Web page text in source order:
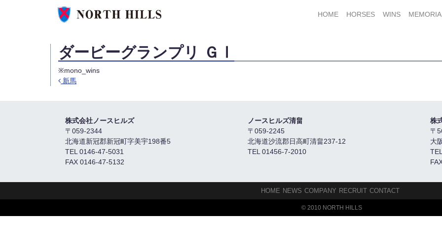
HOME HORSES WINS
ダービーグランプリ ＧⅠ
※mono_wins
新馬
株式会社ノースヒルズ
〒059-2344
北海道新冠郡新冠町字美宇198番5
TEL 0146-47-5031
FAX 0146-47-5132
ノースヒルズ清畠
〒059-2245
北海道沙流郡日高町清畠237-12
TEL 01456-7-2010
株
〒
大
HOME NEWS COMPANY RECRUIT CONTACT
© 2010 NORTH HILLS